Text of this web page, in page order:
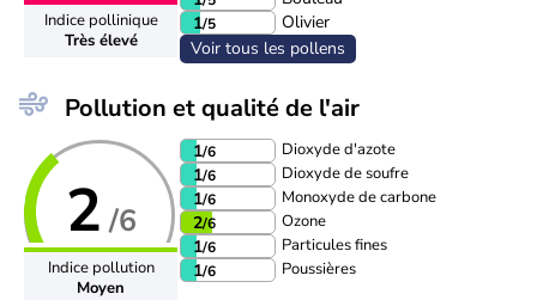
Indice pollinique
Très élevé
1/5
Olivier
Voir tous les pollens
Pollution et qualité de l'air
2 /6
Indice pollution
Moyen
1/6 Dioxyde d'azote
1/6 Dioxyde de soufre
1/6 Monoxyde de carbone
2/6 Ozone
1/6 Particules fines
1/6 Poussières